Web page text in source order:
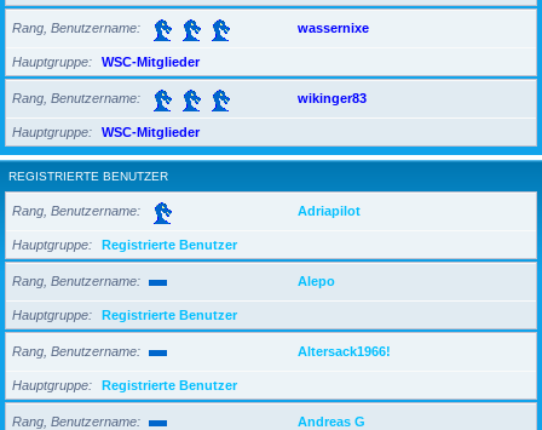
Rang, Benutzername wassernixe
Hauptgruppe WSC-Mitglieder
Rang, Benutzername wikinger83
Hauptgruppe WSC-Mitglieder
REGISTRIERTE BENUTZER
Rang, Benutzername Adriapilot
Hauptgruppe Registrierte Benutzer
Rang, Benutzername Alepo
Hauptgruppe Registrierte Benutzer
Rang, Benutzername Altersack1966!
Hauptgruppe Registrierte Benutzer
Rang, Benutzername Andreas G